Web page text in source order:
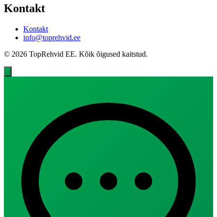
Kontakt
Kontakt
info@toprehvid.ee
© 2026 TopRehvid EE. Kõik õigused kaitstud.